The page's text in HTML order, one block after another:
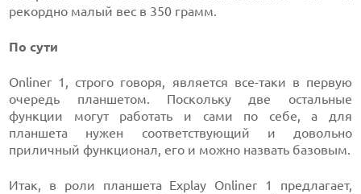
рекордно малый вес в 350 грамм.
По сути
Onliner 1, строго говоря, является все-таки в первую
очередь планшетом. Поскольку две остальные
функции могут работать и сами по себе, а для
планшета нужен соответствующий и довольно
приличный функционал, его и можно назвать базовым.
Итак, в роли планшета Explay Onliner 1 предлагает,